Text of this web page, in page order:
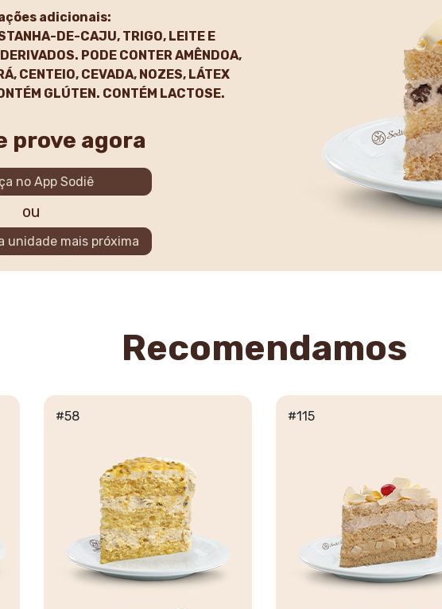
adicionais:
DE-CAJU, TRIGO, LEITE E
PODE CONTER AMÊNDOA,
CENTEIO, CEVADA, NOZES, LÁTEX
GLÚTEN. CONTÉM LACTOSE.
prove agora
no App Sodiê
ou
unidade mais próxima
Recomendamos
#58 #115